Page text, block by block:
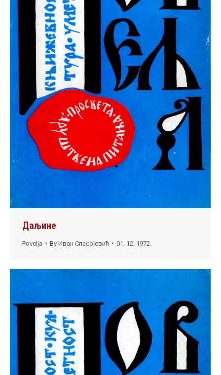
Даљине
Povelja By Иван Спасојевић 01. 12. 1972.